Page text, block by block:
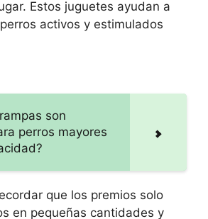
Estos juguetes ayudan a
activos y estimulados
son
perros mayores
que los premios solo
en pequeñas cantidades y